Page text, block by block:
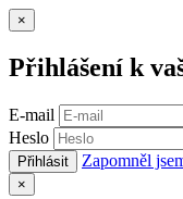
×
Přihlášení k
E-mail
Heslo
Přihlásit Zapomněl
×